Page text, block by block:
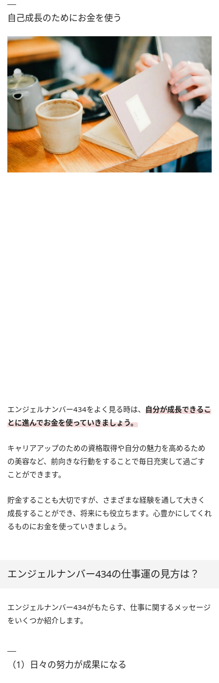
自己成長のためにお金を使う
エンジェルナンバー434をよく見る時は、 自分が成長できるこ
とに進んでお金を使っていきましょう。
キャリアアップのための資格取得や自分の魅力を高めるため
の美容など、前向きな行動をすることで毎日充実して過ごす
ことができます。
貯金することも大切ですが、さまざまな経験を通して大きく
成長することができ、将来にも役立ちます。心豊かにしてくれ
るものにお金を使っていきましょう。
エンジェルナンバー434の仕事運の見方は？
エンジェルナンバー434がもたらす、仕事に関するメッセージ
をいくつか紹介します。
（1）日々の努力が成果になる